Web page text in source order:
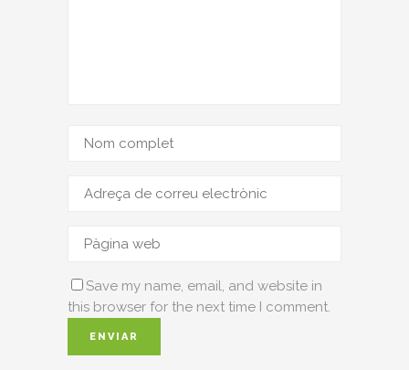
Save my name, email, and website in
this browser for the next time I comment.